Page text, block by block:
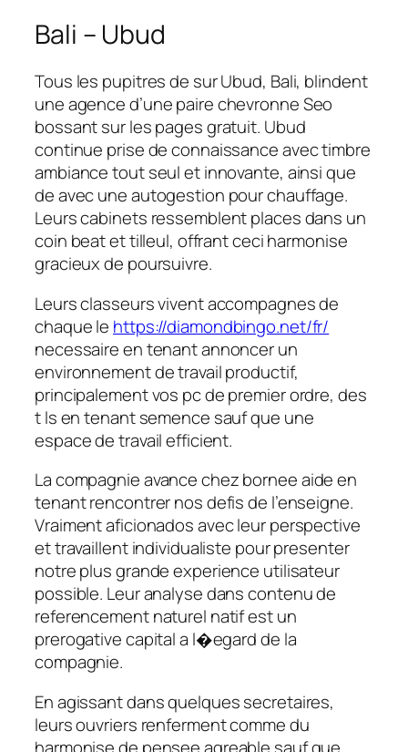
Bali – Ubud
Tous les pupitres de sur Ubud, Bali, blindent
une agence d’une paire chevronne Seo
bossant sur les pages gratuit. Ubud
continue prise de connaissance avec timbre
ambiance tout seul et innovante, ainsi que
de avec une autogestion pour chauffage.
Leurs cabinets ressemblent places dans un
coin beat et tilleul, offrant ceci harmonise
gracieux de poursuivre.
Leurs classeurs vivent accompagnes de
chaque le https://diamondbingo.net/fr/
necessaire en tenant annoncer un
environnement de travail productif,
principalement vos pc de premier ordre, des
t ls en tenant semence sauf que une
espace de travail efficient.
La compagnie avance chez bornee aide en
tenant rencontrer nos defis de l’enseigne.
Vraiment aficionados avec leur perspective
et travaillent individualiste pour presenter
notre plus grande experience utilisateur
possible. Leur analyse dans contenu de
referencement naturel natif est un
prerogative capital a l�egard de la
compagnie.
En agissant dans quelques secretaires,
leurs ouvriers renferment comme du